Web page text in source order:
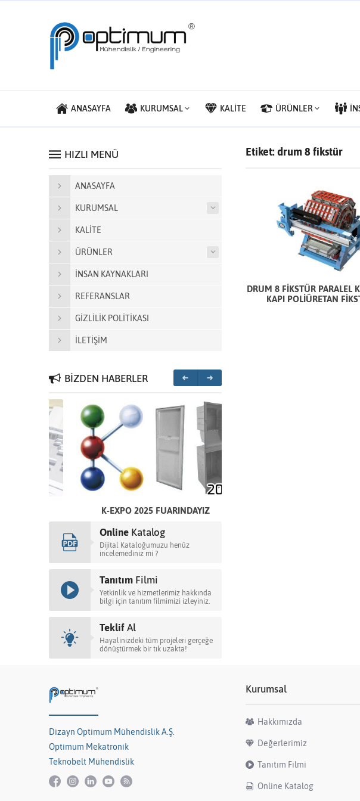
ANASAYFA KURUMSAL KALİTE ÜRÜNLER
Etiket:drum 8 fikstür
DRUM 8 FİKSTÜR PARALEL
KAPI POLİÜRETAN
HIZLI MENÜ
ANASAYFA
KURUMSAL
KALİTE
ÜRÜNLER
İNSAN KAYNAKLARI
REFERANSLAR
GİZLİLİK POLİTİKASI
İLETİŞİM
BİZDEN HABERLER
K-EXPO 2025 FUARINDAYIZ
Online Katalog
Dijital Kataloğumuzu henüz
incelemediniz mi ?
Tanıtım Filmi
Yetkinlik ve hizmetlerimiz hakkında
bilgi için tanıtım filmimizi izleyiniz.
Teklif Al
Hayalinizdeki tüm projeleri gerçeğe
dönüştürmek bir tık uzakta!
Dizayn Optimum Mühendislik A.Ş.
Optimum Mekatronik
Teknobelt Mühendislik
Kurumsal
Hakkımızda
Değerlerimiz
Tanıtım Filmi
Online Katalog